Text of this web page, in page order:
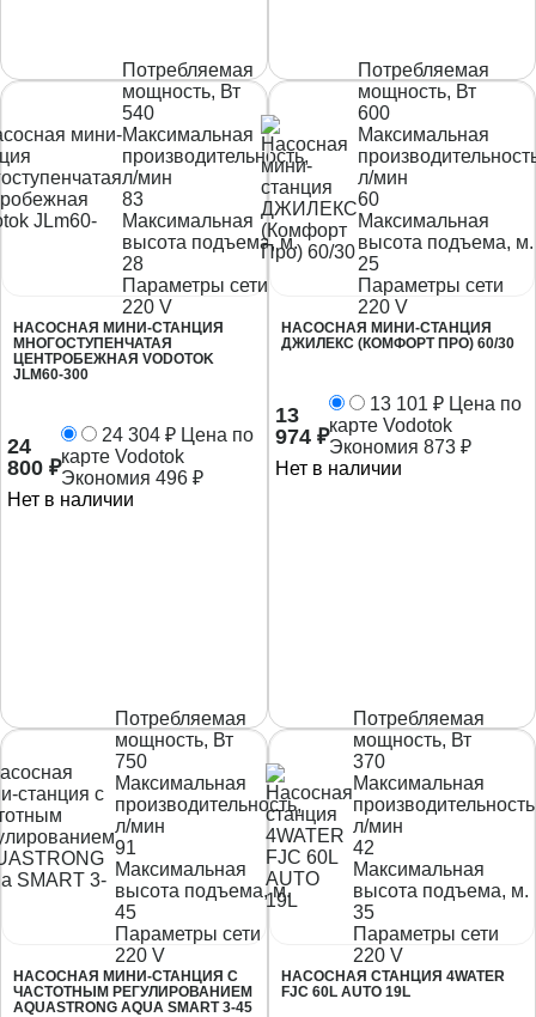
Потребляемая
мощность, Вт
540
Максимальная
производительность,
л/мин
83
Максимальная
высота подъема, м.
28
Параметры сети
220 V
НАСОСНАЯ МИНИ-СТАНЦИЯ
МНОГОСТУПЕНЧАТАЯ
ЦЕНТРОБЕЖНАЯ VODOTOK
JLM60-300
24
800 ₽
24 304 ₽ Цена по
карте Vodotok
Экономия 496 ₽
Нет в наличии
Потребляемая
мощность, Вт
600
Максимальная
л/мин
60
Максимальная
высота подъема, м.
25
Параметры сети
220 V
НАСОСНАЯ МИНИ-СТАНЦИЯ
ДЖИЛЕКС (КОМФОРТ ПРО) 60/30
13
974 ₽
13 101 ₽ Цена по
карте Vodotok
Экономия 873 ₽
Нет в наличии
Потребляемая
мощность, Вт
750
Максимальная
производительность,
л/мин
91
Максимальная
высота подъема, м.
45
Параметры сети
220 V
НАСОСНАЯ МИНИ-СТАНЦИЯ C
ЧАСТОТНЫМ РЕГУЛИРОВАНИЕМ
AQUASTRONG AQUA SMART 3-45
Потребляемая
мощность, Вт
370
Максимальная
л/мин
42
Максимальная
высота подъема, м.
35
Параметры сети
220 V
НАСОСНАЯ СТАНЦИЯ 4WATER
FJC 60L AUTO 19L